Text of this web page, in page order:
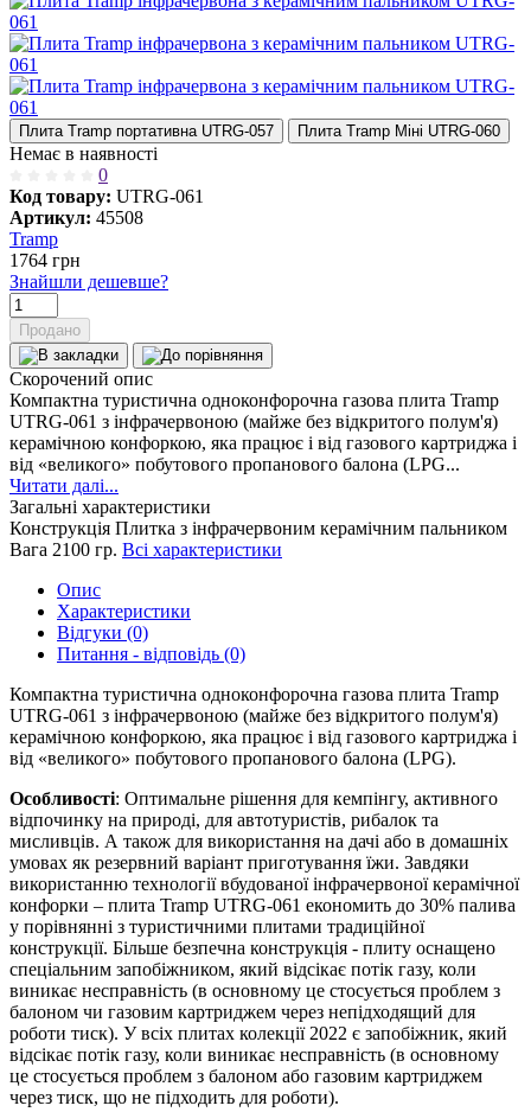
Плита Tramp портативна UTRG-057 Плита Tramp Міні UTRG-060
Немає в наявності
0
Код товару: UTRG-061
Артикул: 45508
Tramp
1764 грн
Знайшли дешевше?
Продано
Скорочений опис
Компактна туристична одноконфорочна газова плита Tramp
UTRG-061 з інфрачервоною (майже без відкритого полум'я)
керамічною конфоркою, яка працює і від газового картриджа і
від «великого» побутового пропанового балона (LPG...
Читати далі...
Загальні характеристики
Конструкція Плитка з інфрачервоним керамічним пальником
Вага 2100 гр. Всі характеристики
Опис
Характеристики
Відгуки (0)
Питання - відповідь (0)
Компактна туристична одноконфорочна газова плита Tramp
UTRG-061 з інфрачервоною (майже без відкритого полум'я)
керамічною конфоркою, яка працює і від газового картриджа і
від «великого» побутового пропанового балона (LPG).
Особливості: Оптимальне рішення для кемпінгу, активного
відпочинку на природі, для автотуристів, рибалок та
мисливців. А також для використання на дачі або в домашніх
умовах як резервний варіант приготування їжи. Завдяки
використанню технології вбудованої інфрачервоної керамічної
конфорки – плита Tramp UTRG-061 економить до 30% палива
у порівнянні з туристичними плитами традиційної
конструкції. Більше безпечна конструкція - плиту оснащено
спеціальним запобіжником, який відсікає потік газу, коли
виникає несправність (в основному це стосується проблем з
балоном чи газовим картриджем через непідходящий для
роботи тиск). У всіх плитах колекції 2022 є запобіжник, який
відсікає потік газу, коли виникає несправність (в основному
це стосується проблем з балоном або газовим картриджем
через тиск, що не підходить для роботи).